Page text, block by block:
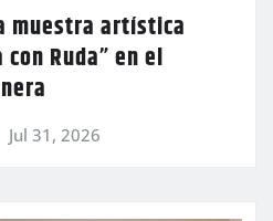
muestra artística
Ruda” en el
Jul 31, 2026